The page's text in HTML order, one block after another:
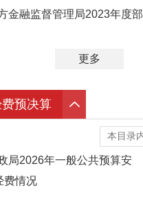
金融监督管理局2023年度部
更多
费预决算
局2026年一般公共预算安
费情况